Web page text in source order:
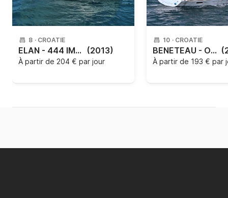
8 · CROATIE
ELAN - 444 IMPRESSION (2013)
À partir de 204 € par jour
10 · CROATIE
BENETEAU - OCEANIS 45
À partir de 193 € par